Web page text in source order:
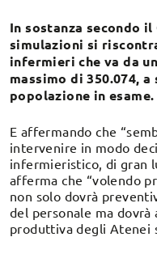
In sostanza secondo
simulazioni si
infermieri che va da
massimo di 350.074,
popolazione in esame.
E affermando che
intervenire in modo
infermieristico, di gran
afferma che “volendo
non solo dovrà
del personale ma dovrà
produttiva degli Atenei